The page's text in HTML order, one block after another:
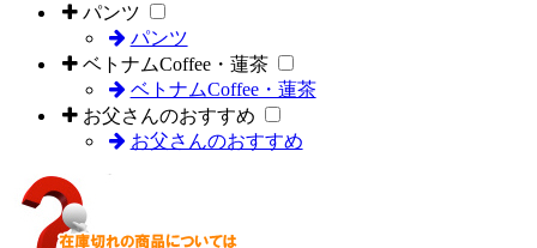
パンツ
パンツ
ベトナムCoffee・蓮茶
ベトナムCoffee・蓮茶
お父さんのおすすめ
お父さんのおすすめ